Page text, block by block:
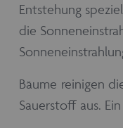
Entstehung
die
Bäume reinigen
Sauerstoff aus.